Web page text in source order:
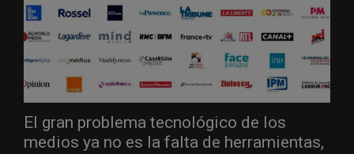
El gran problema tecnológico de los
medios ya no es la falta de herramientas,